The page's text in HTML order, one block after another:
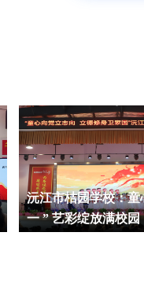
沅江市桔园学校：童
一 ” 艺彩绽放满校园